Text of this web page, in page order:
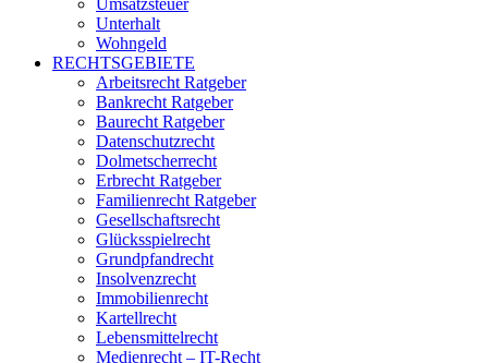
Umsatzsteuer
Unterhalt
Wohngeld
RECHTSGEBIETE
Arbeitsrecht Ratgeber
Bankrecht Ratgeber
Baurecht Ratgeber
Datenschutzrecht
Dolmetscherrecht
Erbrecht Ratgeber
Familienrecht Ratgeber
Gesellschaftsrecht
Glücksspielrecht
Grundpfandrecht
Insolvenzrecht
Immobilienrecht
Kartellrecht
Lebensmittelrecht
Medienrecht – IT-Recht